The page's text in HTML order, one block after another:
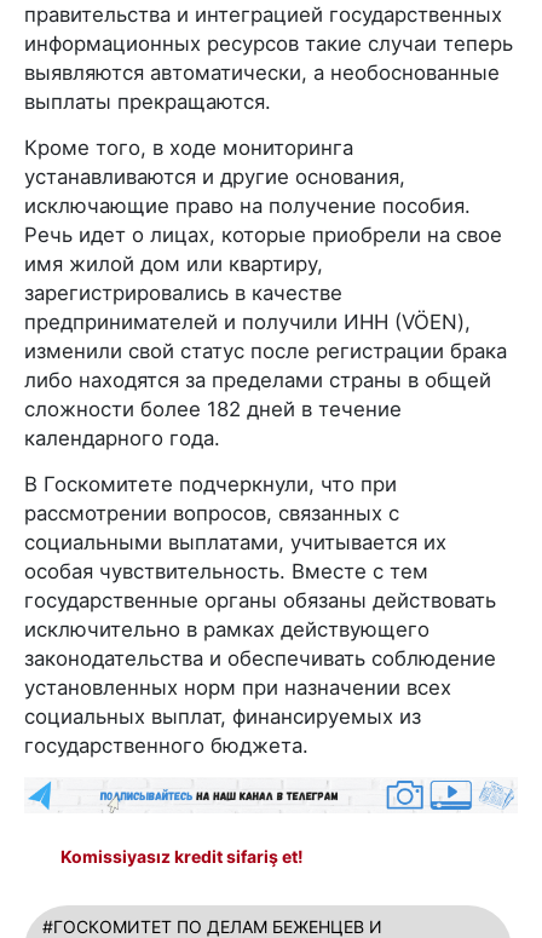
правительства и интеграцией государственных
информационных ресурсов такие случаи теперь
выявляются автоматически, а необоснованные
выплаты прекращаются.
Кроме того, в ходе мониторинга
устанавливаются и другие основания,
исключающие право на получение пособия.
Речь идет о лицах, которые приобрели на свое
имя жилой дом или квартиру,
зарегистрировались в качестве
предпринимателей и получили ИНН (VÖEN),
изменили свой статус после регистрации брака
либо находятся за пределами страны в общей
сложности более 182 дней в течение
календарного года.
В Госкомитете подчеркнули, что при
рассмотрении вопросов, связанных с
социальными выплатами, учитывается их
особая чувствительность. Вместе с тем
государственные органы обязаны действовать
исключительно в рамках действующего
законодательства и обеспечивать соблюдение
установленных норм при назначении всех
социальных выплат, финансируемых из
государственного бюджета.
Komissiyasız kredit sifariş et!
#ГОСКОМИТЕТ ПО ДЕЛАМ БЕЖЕНЦЕВ И